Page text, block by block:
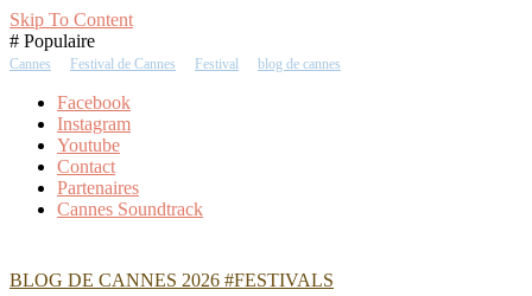
Skip To Content
# Populaire
Cannes Festival de Cannes Festival blog de cannes
Facebook
Instagram
Youtube
Contact
Partenaires
Cannes Soundtrack
BLOG DE CANNES 2026 #FESTIVALS